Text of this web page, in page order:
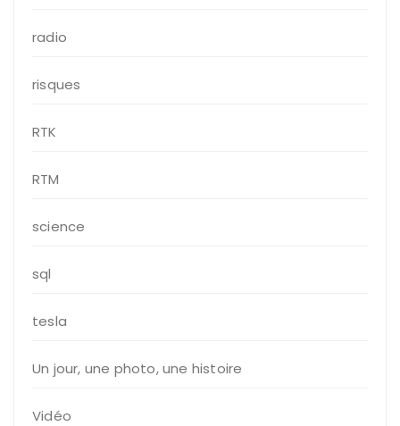
radio
risques
RTK
RTM
science
sql
tesla
Un jour, une photo, une histoire
Vidéo